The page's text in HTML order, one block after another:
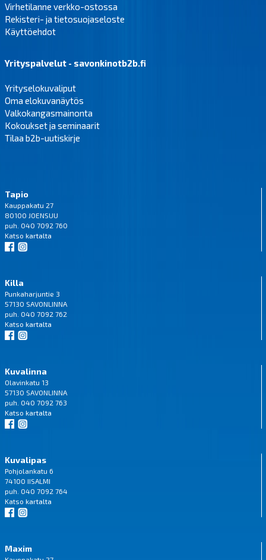
Virhetilanne verkko-ostossa
Rekisteri- ja tietosuojaseloste
Käyttöehdot
Yrityspalvelut - savonkinotb2b.fi
Yrityselokuvaliput
Oma elokuvanäytös
Valkokangasmainonta
Kokoukset ja seminaarit
Tilaa b2b-uutiskirje
Tapio
Kauppakatu 27
80100 JOENSUU
puh. 040 7092 760
Katso kartalta
Killa
Punkaharjuntie 3
57130 SAVONLINNA
puh. 040 7092 762
Katso kartalta
Kuvalinna
Olavinkatu 13
57130 SAVONLINNA
puh. 040 7092 763
Katso kartalta
Kuvalipas
Pohjolankatu 6
74100 IISALMI
puh. 040 7092 764
Katso kartalta
Maxim